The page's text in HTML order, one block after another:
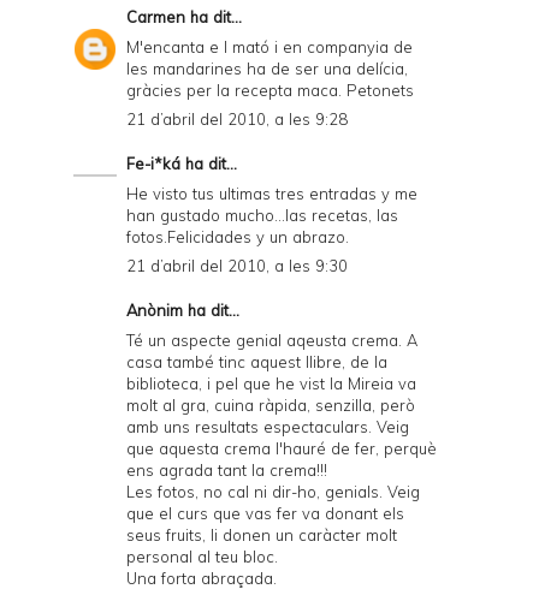
Carmen ha dit...
M'encanta e l mató i en companyia de
les mandarines ha de ser una delícia,
gràcies per la recepta maca. Petonets
21 d’abril del 2010, a les 9:28
Fe-i*ká ha dit...
He visto tus ultimas tres entradas y me
han gustado mucho...las recetas, las
fotos.Felicidades y un abrazo.
21 d’abril del 2010, a les 9:30
Anònim ha dit...
Té un aspecte genial aqeusta crema. A
casa també tinc aquest llibre, de la
biblioteca, i pel que he vist la Mireia va
molt al gra, cuina ràpida, senzilla, però
amb uns resultats espectaculars. Veig
que aquesta crema l'hauré de fer, perquè
ens agrada tant la crema!!!
Les fotos, no cal ni dir-ho, genials. Veig
que el curs que vas fer va donant els
seus fruits, li donen un caràcter molt
personal al teu bloc.
Una forta abraçada.